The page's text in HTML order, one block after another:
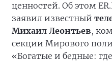
ценностей. Об этом
заявил известный
Михаил Леонтьев,
секции Мирового
«Богатые и бедные: